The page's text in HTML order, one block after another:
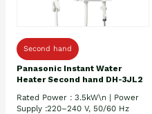
Second hand
Panasonic Instant Water
Heater Second hand DH-3JL2
Rated Power : 3.5kW\n | Power
Supply :220–240 V, 50/60 Hz